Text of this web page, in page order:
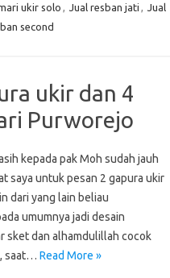
ukir solo , Jual resban jati , Jual
second
ukir dan 4
Purworejo
kepada pak Moh sudah jauh
saya untuk pesan 2 gapura ukir
dari yang lain beliau
umumnya jadi desain
sket dan alhamdulillah cocok
saat… Read More »